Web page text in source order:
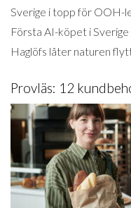
Sverige i topp för OOH-
Första AI-köpet i
Haglöfs låter naturen
Provläs: 12